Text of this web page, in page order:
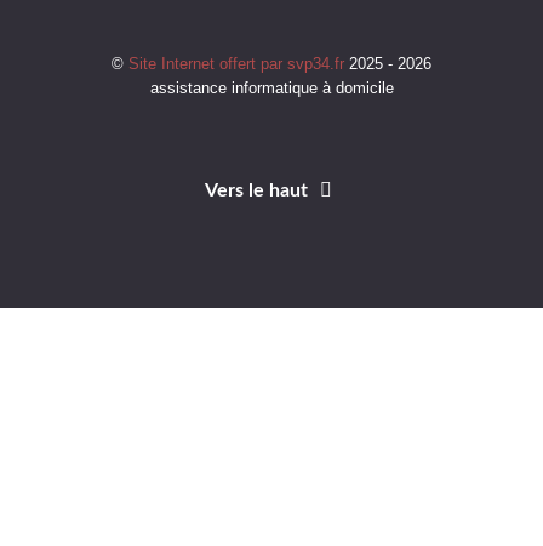
© Site Internet offert par svp34.fr 2025 - 2026
assistance informatique à domicile
Vers le haut